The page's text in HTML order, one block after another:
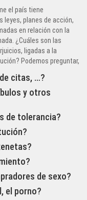
el país tiene
leyes, planes de acción,
en relación con la
¿Cuáles son las
ligadas a la
Podemos preguntar,
citas, …?
y otros
de tolerancia?
de sexo?
el porno?